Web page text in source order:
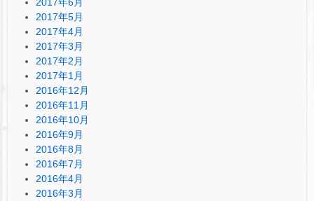
2017年5月
2017年4月
2017年3月
2017年2月
2017年1月
2016年12月
2016年11月
2016年10月
2016年9月
2016年8月
2016年7月
2016年4月
2016年3月